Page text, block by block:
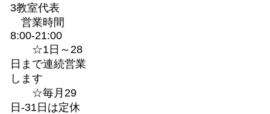
3教室代表
営業時間
8:00-21:00
☆1日～28
日まで連続営業
します
☆毎月29
日-31日は定休